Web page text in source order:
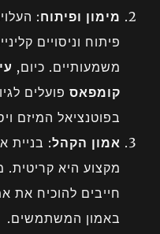
מימון ופיתוח:
פיתוח וניסויים
משמעותיים. כיום,
קומפאס פועלים
בפוטנציאל המיזם
אמון הקהל: בניית
מקצוע היא קריטית.
חייבים להוכיח את
באמון המשתמשים.